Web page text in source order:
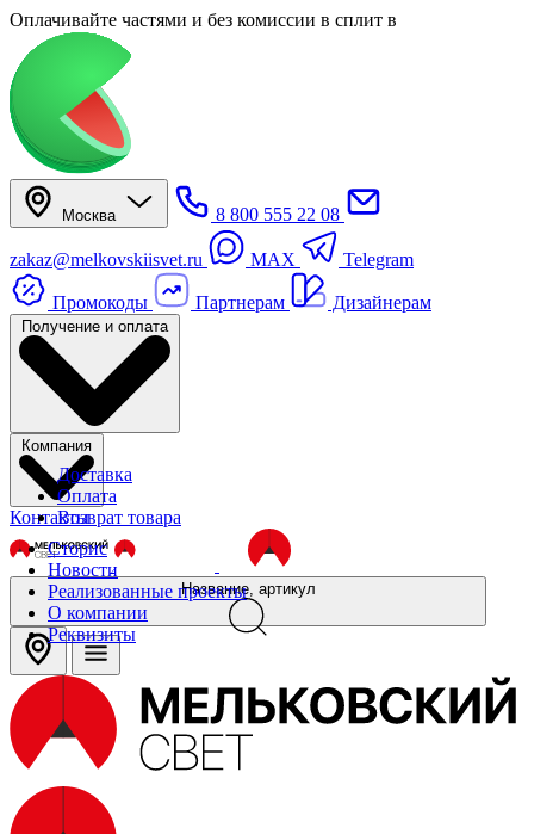
Оплачивайте частями и без комиссии в сплит в
Москва 8 800 555 22 08
zakaz@melkovskiisvet.ru MAX Telegram
Промокоды Партнерам Дизайнерам
Получение и оплата
Доставка
Оплата
Возврат товара
Компания
Сторис
Новости
Реализованные проекты
О компании
Реквизиты
Контакты
Название, артикул